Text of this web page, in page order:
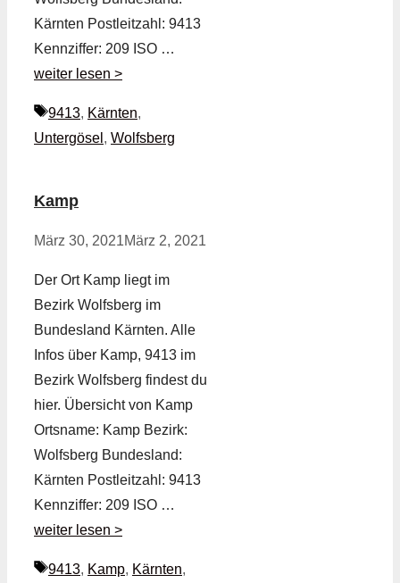
Kärnten Postleitzahl: 9413
Kennziffer: 209 ISO …
weiter lesen >
Schlagwörter
9413, Kärnten,
Untergösel , Wolfsberg
Kamp
März 30, 2021März 2, 2021
Der Ort Kamp liegt im
Bezirk Wolfsberg im
Bundesland Kärnten. Alle
Infos über Kamp, 9413 im
Bezirk Wolfsberg findest du
hier. Übersicht von Kamp
Ortsname: Kamp Bezirk:
Wolfsberg Bundesland:
Kärnten Postleitzahl: 9413
Kennziffer: 209 ISO …
weiter lesen >
Schlagwörter
9413, Kamp, Kärnten,